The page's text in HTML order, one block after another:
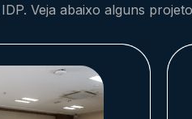
Veja abaixo alguns